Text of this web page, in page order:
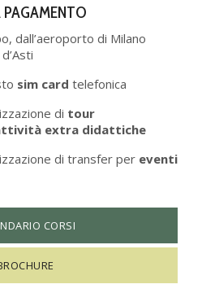
PAGAMENTO
dall’aeroporto di Milano
sim card telefonica
di tour
extra didattiche
di transfer per eventi
CORSI